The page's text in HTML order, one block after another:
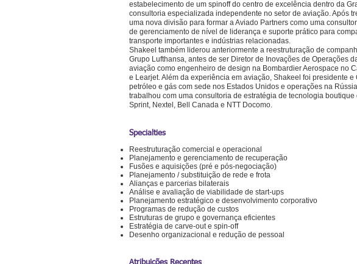
estabelecimento de um spinoff do centro de excelência dentro da
consultoria especializada independente no setor de aviação. Após
uma nova divisão para formar a Aviado Partners como uma
de gerenciamento de nível de liderança e suporte prático para
transporte importantes e indústrias relacionadas.
Shakeel também liderou anteriormente a reestruturação de
Grupo Lufthansa, antes de ser Diretor de Inovações de Operações
aviação como engenheiro de design na Bombardier Aerospace no
e Learjet. Além da experiência em aviação, Shakeel foi presidente
petróleo e gás com sede nos Estados Unidos e operações na
trabalhou com uma consultoria de estratégia de tecnologia
Sprint, Nextel, Bell Canada e NTT Docomo.
Specialties
Reestruturação comercial e operacional
Planejamento e gerenciamento de recuperação
Fusões e aquisições (pré e pós-negociação)
Planejamento / substituição de rede e frota
Alianças e parcerias bilaterais
Análise e avaliação de viabilidade de start-ups
Planejamento estratégico e desenvolvimento corporativo
Programas de redução de custos
Estruturas de grupo e governança eficientes
Estratégia de carve-out e spin-off
Desenho organizacional e redução de pessoal